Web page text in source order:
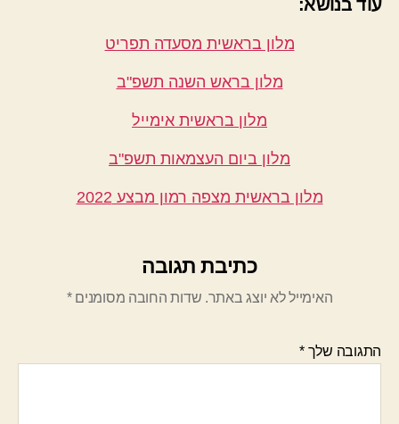
עוד בנושא:
מלון בראשית מסעדה תפריט
מלון בראש השנה תשפ"ב
מלון בראשית אימייל
מלון ביום העצמאות תשפ"ב
מלון בראשית מצפה רמון מבצע 2022
כתיבת תגובה
האימייל לא יוצג באתר. שדות החובה מסומנים*
התגובה שלך*